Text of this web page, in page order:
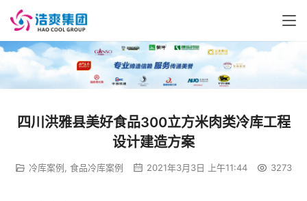
四川洪雅县美好食品300立方米肉类冷库工程
设计建造方案
冷库案例 食品冷库案例 2021年3月3日 上午11:44 3273